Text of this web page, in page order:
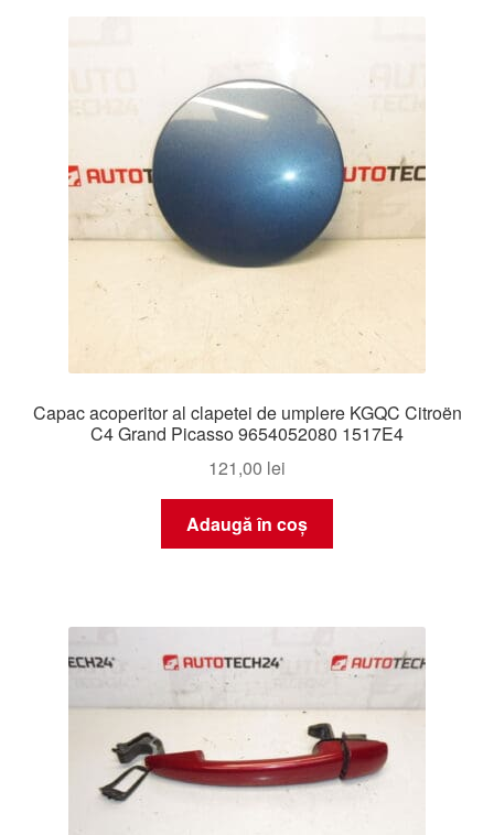
Capac acoperitor al clapetei de umplere KGQC Citroën
C4 Grand Picasso 9654052080 1517E4
121,00 lei
Adaugă în coș